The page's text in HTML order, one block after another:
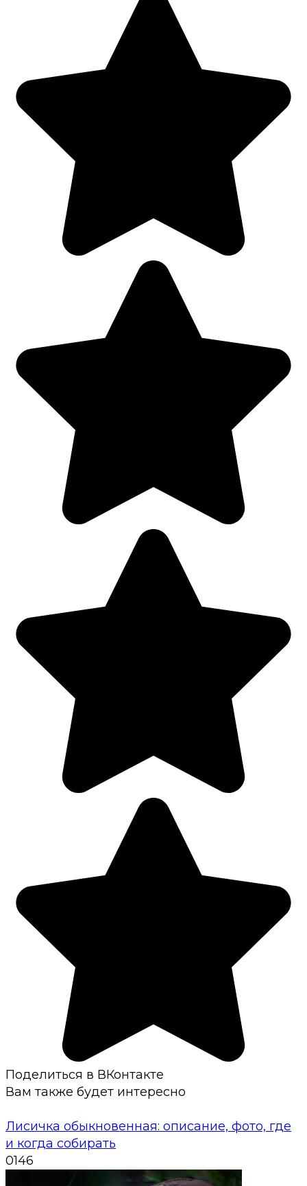
Поделиться в ВКонтакте
Вам также будет интересно
Лисичка обыкновенная: описание, фото, где
и когда собирать
0146